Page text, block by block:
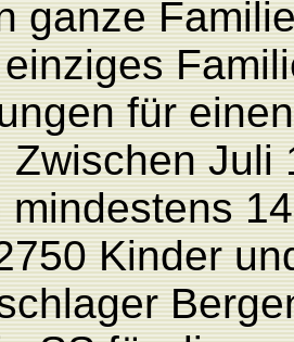
ganze
für
Zwischen Juli
mindestens
Kinder